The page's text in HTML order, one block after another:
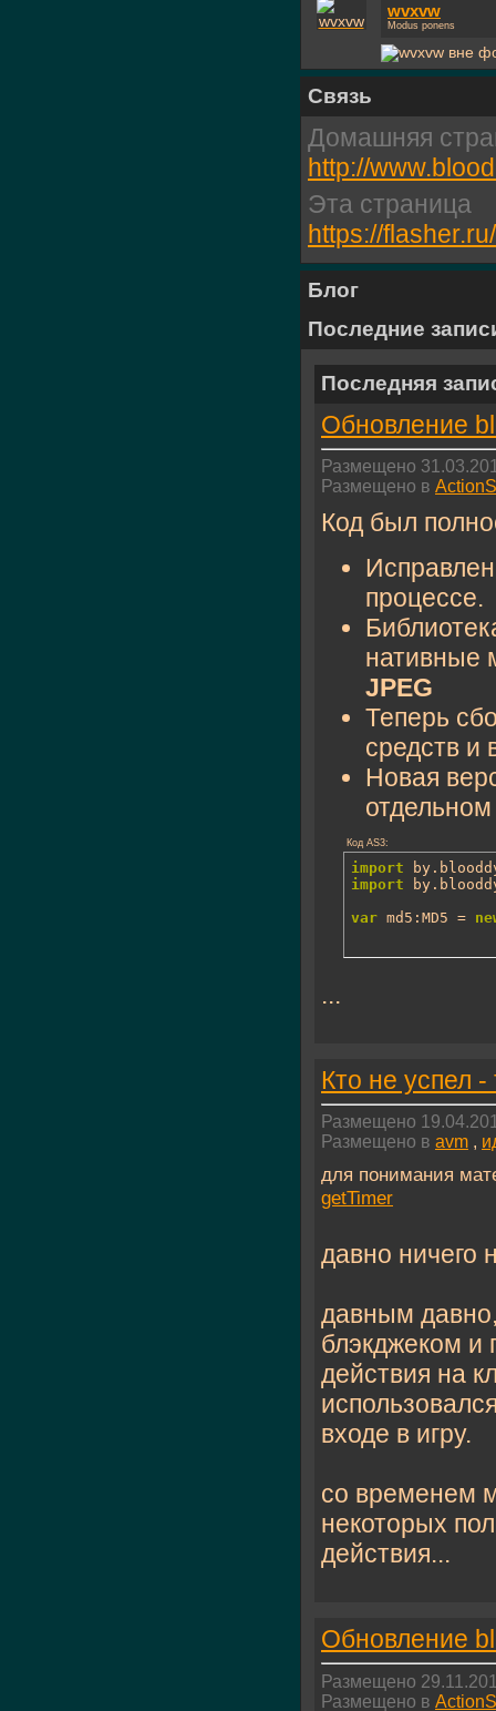
wvxvw
Modus ponens
Связь
Домашняя
http://
Эта страница
https://
Блог
Последние
Последняя
Обновление
Размещено
Размещено в
Код был
процессе.
нативные
JPEG
Теперь
средств и
Новая
отдельном
Код AS3:
import
import
var md5:MD5 =
...
Кто не успел -
Размещено
Размещено в avm ,
для понимания
getTimer
давно ничего
давным
блэкджеком и
действия на
входе в игру.
со временем
некоторых
действия...
Обновление
Размещено
Размещено в